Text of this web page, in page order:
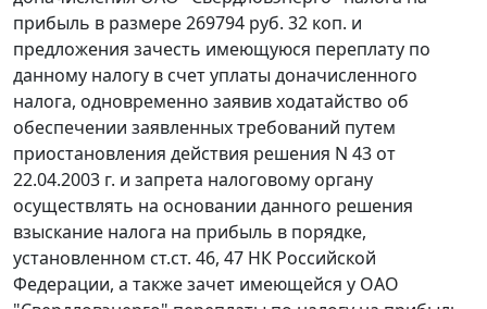
прибыль в размере 269794 руб. 32 коп. и
предложения зачесть имеющуюся переплату по
данному налогу в счет уплаты доначисленного
налога, одновременно заявив ходатайство об
обеспечении заявленных требований путем
приостановления действия решения N 43 от
22.04.2003 г. и запрета налоговому органу
осуществлять на основании данного решения
взыскание налога на прибыль в порядке,
установленном ст.ст. 46, 47 НК Российской
Федерации, а также зачет имеющейся у ОАО